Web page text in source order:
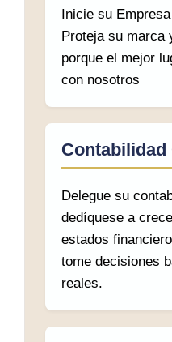
Inicie su
Proteja su marca
porque el mejor
con nosotros
Delegue su
dedíquese a
estados
tome decisiones
reales.